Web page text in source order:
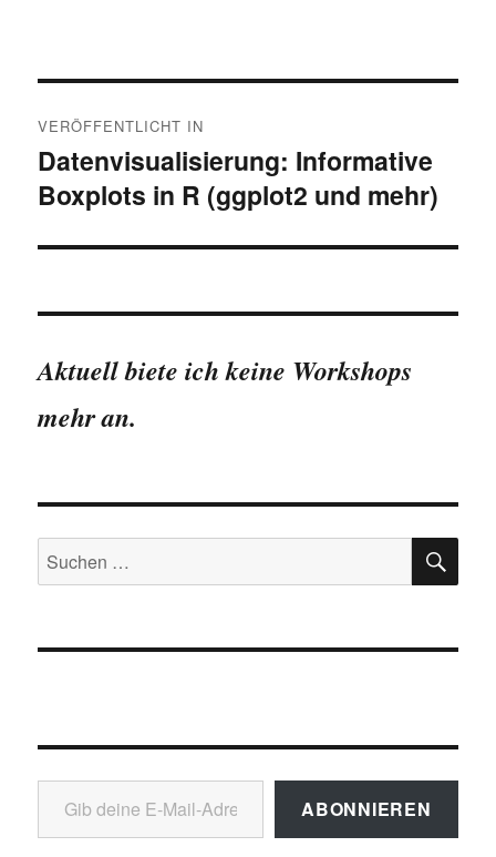
VERÖFFENTLICHT IN
Datenvisualisierung: Informative
Boxplots in R (ggplot2 und mehr)
Aktuell biete ich keine Workshops
mehr an.
Suchen
nach:
Gib deine E-Mail-Adresse ein ...
ABONNIEREN